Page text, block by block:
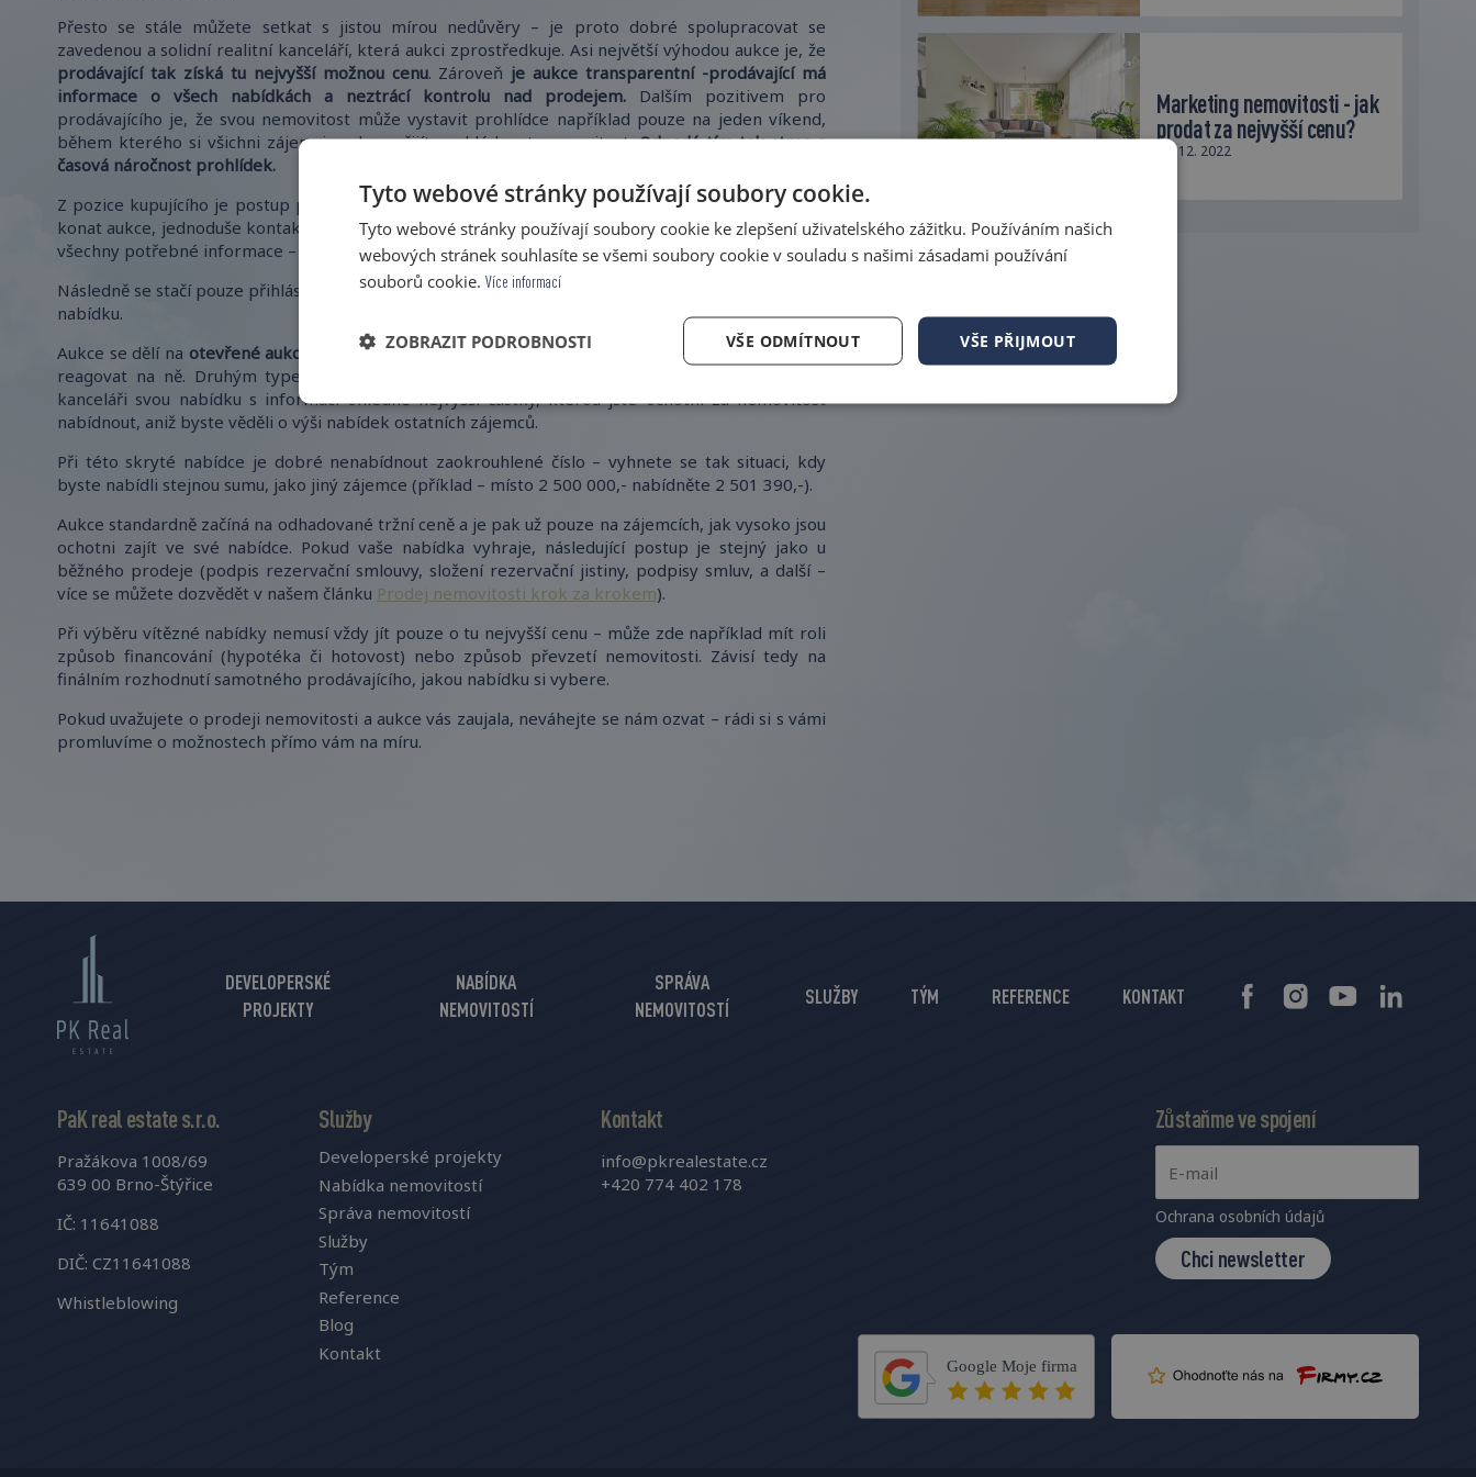
Přesto se stále můžete setkat s jistou mírou nedůvěry – je proto dobré spolupracovat se
zavedenou a solidní realitní kanceláří, která aukci zprostředkuje. Asi největší výhodou aukce je, že
prodávající tak získá tu nejvyšší možnou cenu. Zároveň je aukce transparentní -prodávající má
informace o všech nabídkách a neztrácí kontrolu nad prodejem. Dalším pozitivem pro
prodávajícího je, že svou nemovitost může vystavit prohlídce například pouze na jeden víkend,
během kterého si všichni zájemci mohou přijít prohlédnout nemovitost.Odpadá tím tak stres a
časová náročnost prohlídek.
Z pozice kupujícího je postup poměrně jednoduchý. Pokud vás zaujme nemovitost, u které se má
konat aukce, jednoduše kontaktujete realitní kancelář, která stanoví datum aukce a poskytne vám
všechny potřebné informace – podmínky aukce i podmínky týkající se prodeje nemovitosti.
Následně se stačí pouze přihlásit do aukčního portálu, který zajišťuje realitní kancelář a poslat svou
nabídku.
Aukce se dělí na otevřené aukce
, kdy můžete sledovat živě jednotlivé příhozy ostatních zájemců a
reagovat na ně. Druhým typem jsou
kanceláři svou nabídku s informací ohledně nejvyšší částky, kterou jste ochotni za nemovitost
nabídnout, aniž byste věděli o výši nabídek ostatních zájemců.
Při této skryté nabídce je dobré nenabídnout zaokrouhlené číslo – vyhnete se tak situaci, kdy
byste nabídli stejnou sumu, jako jiný zájemce (příklad – místo 2 500 000,- nabídněte 2 501 390,-).
Aukce standardně začíná na odhadované tržní ceně a je pak už pouze na zájemcích, jak vysoko jsou
ochotni zajít ve své nabídce. Pokud vaše nabídka vyhraje, následující postup je stejný jako u
běžného prodeje (podpis rezervační smlouvy, složení rezervační jistiny, podpisy smluv, a další –
více se můžete dozvědět v našem článku Prodej nemovitosti krok za krokem).
Při výběru vítězné nabídky nemusí vždy jít pouze o tu nejvyšší cenu – může zde například mít roli
způsob financování (hypotéka či hotovost) nebo způsob převzetí nemovitosti. Závisí tedy na
finálním rozhodnutí samotného prodávajícího, jakou nabídku si vybere.
Pokud uvažujete o prodeji nemovitosti a aukce vás zaujala, neváhejte se nám ozvat – rádi si s vámi
promluvíme o možnostech přímo vám na míru.
Marketing nemovitosti - jak
prodat za nejvyšší cenu?
16. 12. 2022
DEVELOPERSKÉ
PROJEKTY
NABÍDKA
NEMOVITOSTÍ
SPRÁVA
NEMOVITOSTÍ
SLUŽBY TÝM REFERENCE KONTAKT
PaK real estate s.r.o.
Pražákova 1008/69
639 00 Brno-Štýřice
IČ: 11641088
DIČ: CZ11641088
Whistleblowing
Služby
Developerské projekty
Nabídka nemovitostí
Správa nemovitostí
Služby
Tým
Reference
Blog
Kontakt
Kontakt
info@pkrealestate.cz
+420 774 402 178
Zůstaňme ve spojení
Ochrana osobních údajů
Chci newsletter
Google Moje firma
Tyto webové stránky používají soubory cookie.
Tyto webové stránky používají soubory cookie ke zlepšení uživatelského zážitku. Používáním našich
webových stránek souhlasíte se všemi soubory cookie v souladu s našimi zásadami používání
souborů cookie. Více informací
VŠE PŘIJMOUT
VŠE ODMÍTNOUT
ZOBRAZIT PODROBNOSTI